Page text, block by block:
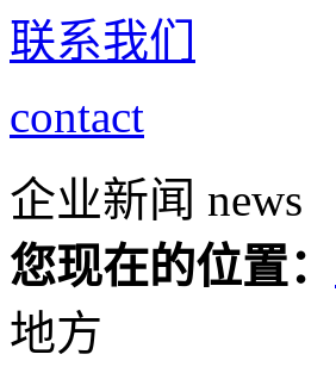
联系我们
contact
企业新闻 news
您现在的位置：
地方